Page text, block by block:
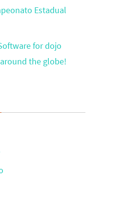
Estadual
for dojo
the globe!